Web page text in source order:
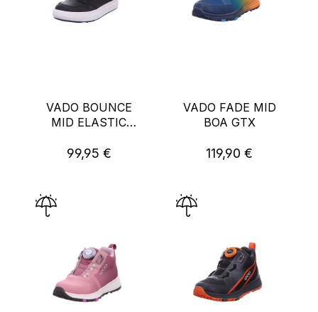
VADO BOUNCE
MID ELASTIC
Regulärer Preis:
99,95 €
VADO FADE MID
BOA GTX
Regulärer Preis:
119,90 €